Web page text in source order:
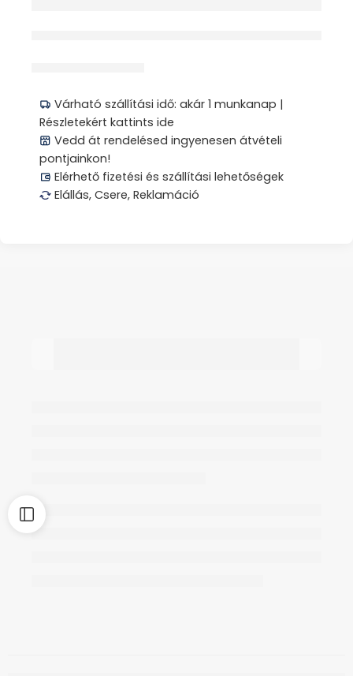
Várható szállítási idő: akár 1 munkanap |
Részletekért kattints ide
Vedd át rendelésed ingyenesen átvételi
pontjainkon!
Elérhető fizetési és szállítási lehetőségek
Elállás, Csere, Reklamáció